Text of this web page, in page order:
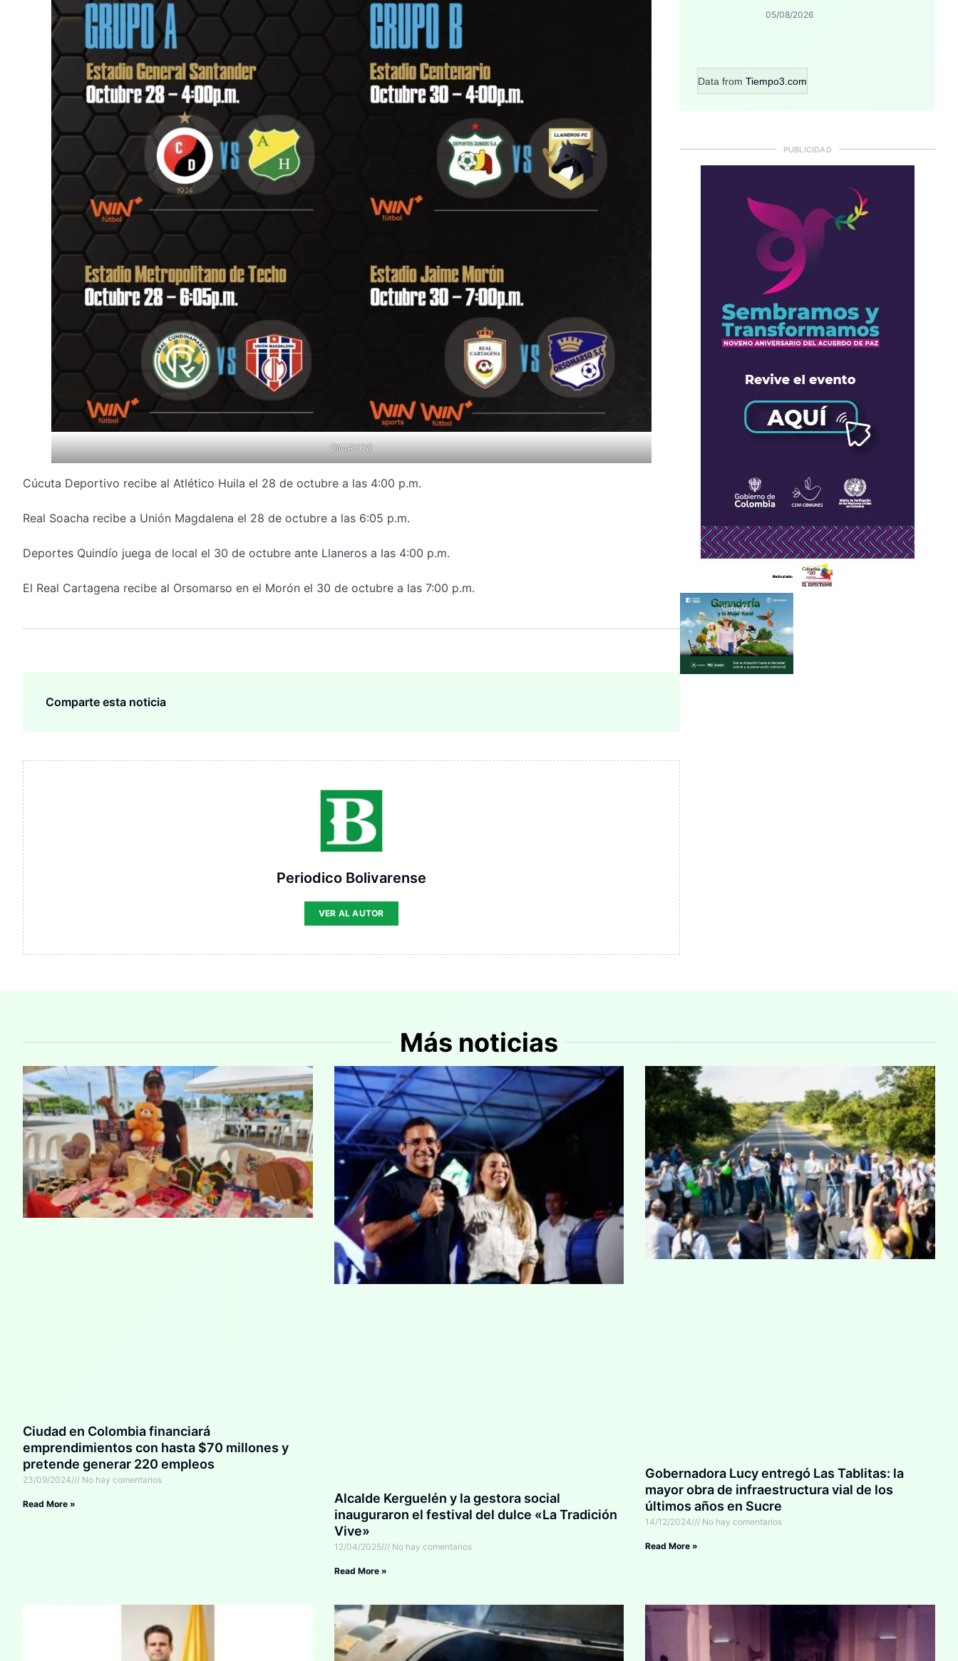
DIMAYOR
Cúcuta Deportivo recibe al Atlético Huila el 28 de octubre a las 4:00 p.m.
Real Soacha recibe a Unión Magdalena el 28 de octubre a las 6:05 p.m.
Deportes Quindío juega de local el 30 de octubre ante Llaneros a las 4:00 p.m.
El Real Cartagena recibe al Orsomarso en el Morón el 30 de octubre a las 7:00 p.m.
Comparte esta noticia
Periodico Bolivarense
VER AL AUTOR
05/08/2026
Data from Tiempo3.com
PUBLICIDAD
Más noticias
Ciudad en Colombia financiará
emprendimientos con hasta $70 millones y
pretende generar 220 empleos
23/09/2024 No hay comentarios
Read More »
Alcalde Kerguelén y la gestora social
inauguraron el festival del dulce «La Tradición
Vive»
12/04/2025 No hay comentarios
Read More »
Gobernadora Lucy entregó Las Tablitas: la
mayor obra de infraestructura vial de los
últimos años en Sucre
14/12/2024 No hay comentarios
Read More »